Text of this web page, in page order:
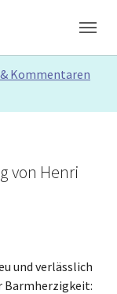
Kommentaren
von Henri
und verlässlich
Barmherzigkeit: